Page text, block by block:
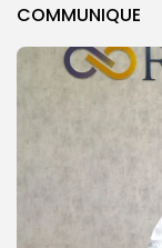
COMMUNIQUE